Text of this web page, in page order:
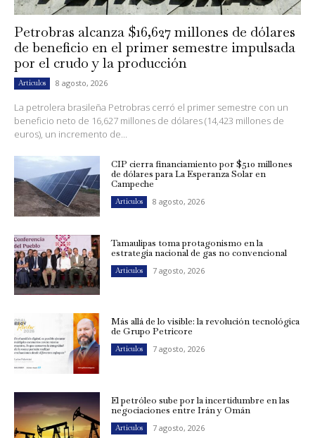
Petrobras alcanza $16,627 millones de dólares
de beneficio en el primer semestre impulsada
por el crudo y la producción
Artículos 8 agosto, 2026
La petrolera brasileña Petrobras cerró el primer semestre con un
beneficio neto de 16,627 millones de dólares (14,423 millones de
euros), un incremento de...
CIP cierra financiamiento por $510 millones
de dólares para La Esperanza Solar en
Campeche
Artículos 8 agosto, 2026
Tamaulipas toma protagonismo en la
estrategia nacional de gas no convencional
Artículos 7 agosto, 2026
Más allá de lo visible: la revolución tecnológica
de Grupo Petricore
Artículos 7 agosto, 2026
El petróleo sube por la incertidumbre en las
negociaciones entre Irán y Omán
Artículos 7 agosto, 2026